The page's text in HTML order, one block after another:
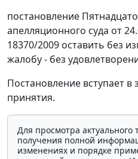
постановление
апелляционного суда от
18370/2009 оставить без
жалобу - без
Постановление вступает в
принятия.
Для просмотра актуального
получения полной
изменениях и порядке